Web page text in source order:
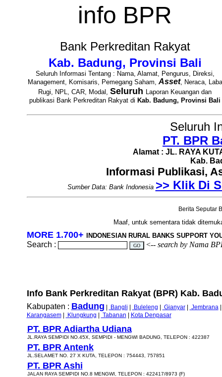
info BPR
Bank Perkreditan Rakyat
Kab. Badung, Provinsi Bali
Seluruh Informasi Tentang : Nama, Alamat, Pengurus, Direksi,
Management, Komisaris, Pemegang Saham,Asset, Neraca, Laba
Rugi, NPL, CAR, Modal, Seluruh Laporan Keuangan dan
publikasi Bank Perkreditan Rakyat di Kab. Badung, Provinsi Bali
Seluruh
PT. BPR
Alamat : JL. RAYA
Kab.
Informasi Publikasi,
Sumber Data: Bank Indonesia >> Klik Di
Berita Seputar
Maaf, untuk sementara tidak
MORE 1.700+ INDONESIAN RURAL BANKS SUPPORT
Search : <-- search by Nama
Info Bank Perkreditan Rakyat (BPR) Kab.
Kabupaten : Badung Bangli Buleleng Gianyar| Jembrana
Karangasem| Klungkung Tabanan Kota Denpasar
PT. BPR Adiartha Udiana
JL.RAYA SEMPIDI NO.45X, SEMPIDI - MENGWI BADUNG, TELEPON : 422387
PT. BPR Antenk
JL.SELAMET NO. 27 X KUTA, TELEPON : 754443, 757851
PT. BPR Ashi
JALAN RAYA SEMPIDI NO.8 MENGWI, TELEPON : 422417/8973 (F)